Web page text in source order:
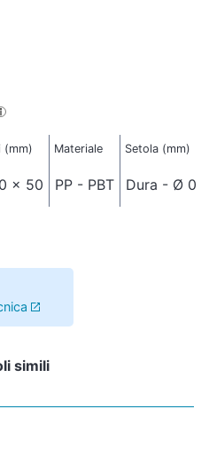
(mm) Materiale Setola (mm)
x 50 PP - PBT Dura - Ø
simili